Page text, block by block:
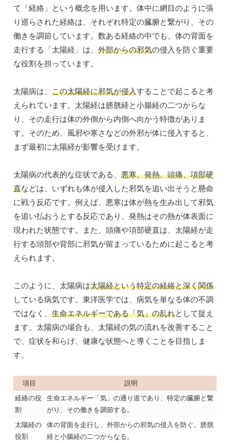
て「経絡」という概念を用います。体中に網目のように張
り巡らされた経絡は、それぞれ特定の臓腑と繋がり、その
働きを調節しています。数ある経絡の中でも、体の背面を
走行する「太陽経」は、 外部からの邪気の侵入を防ぐ重要
な役割を担っています。
太陽病は、 この太陽経に邪気が侵入することで起こると考
えられています。太陽経は膀胱経と小腸経の二つからな
り、その走行は体の外側から内側へ向かう特徴がありま
す。そのため、風邪や寒さなどの外邪が体に侵入すると、
まず最初に太陽経が影響を受けます。
太陽病の代表的な症状である、 悪寒、発熱、頭痛、項部硬
直などは、いずれも体が侵入した邪気を追い出そうと懸命
に戦う反応です。例えば、悪寒は体が熱を生み出して邪気
を追い払おうとする反応であり、発熱はその熱が体表面に
現われた状態です。また、頭痛や項部硬直は、太陽経が走
行する頭部や背部に邪気が留まっているために起こると考
えられます。
このように、太陽病は太陽経という特定の経絡と深く関係
している病気です。東洋医学では、病気を単なる体の不調
ではなく、 生命エネルギーである「気」の乱れとして捉え
ます。太陽病の場合も、太陽経の気の流れを改善すること
で、症状を和らげ、健康な状態へと導くことを目指しま
す。
項目
説明
経絡の役
割
生命エネルギー「気」の通り道であり、特定の臓腑と繋
がり、その働きを調節する。
太陽経の
役割
体の背面を走行し、外部からの邪気の侵入を防ぐ。膀胱
経と小腸経の二つからなる。